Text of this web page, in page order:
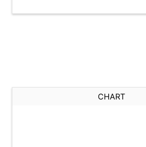
CHART